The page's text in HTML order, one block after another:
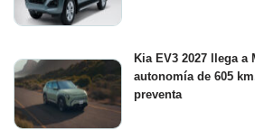
Kia EV3 2027 llega a
autonomía de 605
preventa